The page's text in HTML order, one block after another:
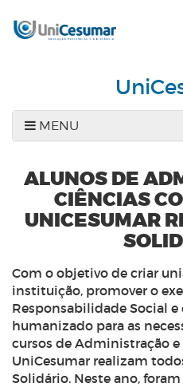
MENU
ALUNOS DE
CIÊNCIAS
UNICESUMAR
Com o objetivo de criar
instituição, promover o
Responsabilidade Social
humanizado para as
cursos de Administração
UniCesumar realizam
Solidário. Neste ano,